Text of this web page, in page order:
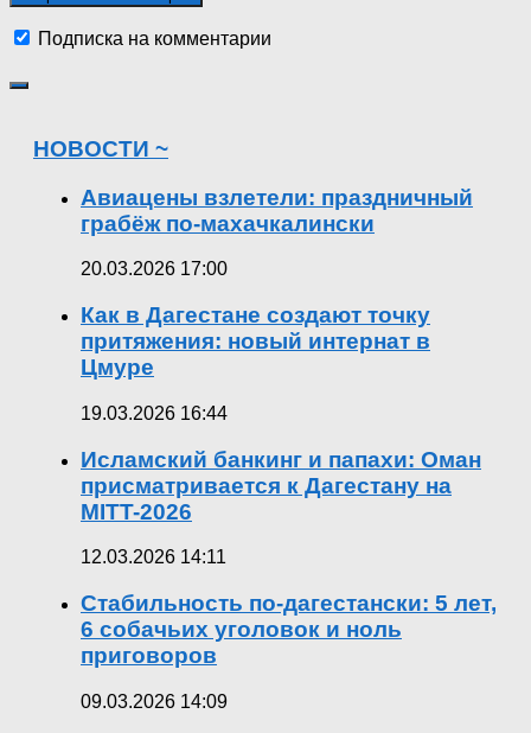
Подписка на комментарии
НОВОСТИ ~
Авиацены взлетели: праздничный
грабёж по-махачкалински
20.03.2026 17:00
Как в Дагестане создают точку
притяжения: новый интернат в
Цмуре
19.03.2026 16:44
Исламский банкинг и папахи: Оман
присматривается к Дагестану на
MITT-2026
12.03.2026 14:11
Стабильность по-дагестански: 5 лет,
6 собачьих уголовок и ноль
приговоров
09.03.2026 14:09